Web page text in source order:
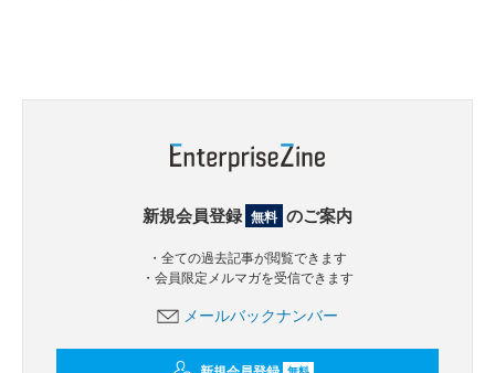
新規会員登録 無料 のご案内
・全ての過去記事が閲覧できます
・会員限定メルマガを受信できます
メールバックナンバー